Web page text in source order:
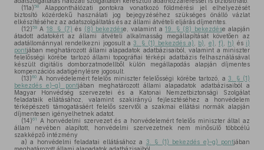
(11a)58
Alapponthálózati pontokra vonatkozó földmérési jel elhelyezését
biztosító közérdekű használati jog bejegyzéséhez szükséges önálló vázlat
elkészítéséhez az adatszolgáltatás és az állami átvételi eljárás díjmentes.
(12)59 A 18. § (7) és (8) bekezdése, valamint a19. § (8) bekezdése alapján
átadott adatokért az állami átvételi alkalmasság megállapítását követően az
adatállománnyal rendelkezni jogosult a3. § (1) bekezdés a) b) e) f) h) és i)
pontjában meghatározott állami alapadatok adatbázisaiból, valamint a miniszter
felelősségi körébe tartozó állami topográfiai térképi adatbázis felhasználásával
készült digitális domborzatmodellből külön megállapodás alapján díjmentes
kompenzációs adatigénylésre jogosult.
(13)60 A honvédelemért felelős miniszter felelősségi körébe tartozó, a3. § (1)
bekezdés e)–g) pontjában meghatározott állami alapadatok adatbázisaiból a
Magyar Honvédség szervezetei és a Katonai Nemzetbiztonsági Szolgálat
feladataik ellátásához, valamint szakirányú fejlesztéséhez a honvédelem
térképészeti támogatásáért felelős szervtől a szakmai ellátási normák alapján
díjmentesen igényelhetnek adatot.
(14)61
A honvédelmi szervezet és a honvédelemért felelős miniszter által az
állam nevében alapított, honvédelmi szervezetnek nem minősülő többcélú
szakképző intézmény
a) a honvédelmi feladatai ellátásához a 3. § (1) bekezdés e)–g) pontjában